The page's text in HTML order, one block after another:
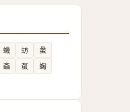
蟣 蚄
䗍
螡 虿 蜪